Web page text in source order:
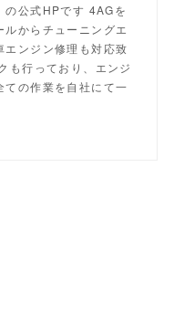
の公式HPです 4AGを
ルからチューニングエ
エンジン修理も対応致
も行っており、エンジ
ての作業を自社にて一